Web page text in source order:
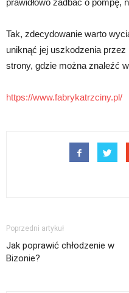
prawidłowo zadbać o pompę,
Tak, zdecydowanie warto
uniknąć jej uszkodzenia
strony, gdzie można znaleźć
https://www.fabrykatrzciny.pl/
Poprzedni artykuł
Jak poprawić chłodzenie w
Bizonie?